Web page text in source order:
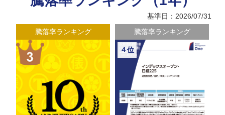
基準日：2026/07/31
騰落率ランキング 騰落率ランキング
４位